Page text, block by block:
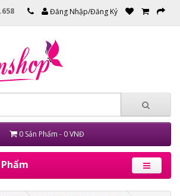
Đăng Nhập/Đăng Ký
0 Sản Phẩm - 0 VNĐ